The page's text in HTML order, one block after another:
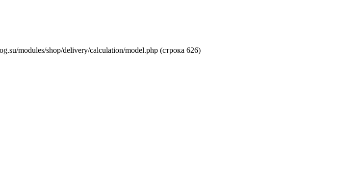
modules/shop/delivery/calculation/model.php (строка 626)